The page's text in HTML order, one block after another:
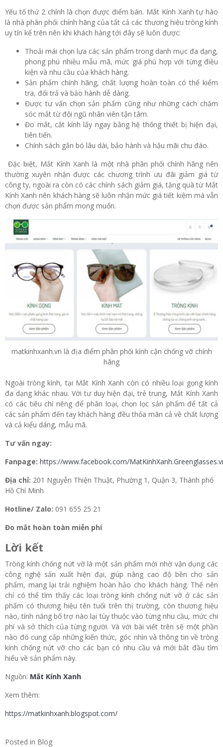
Yếu tố thứ 2 chính là chọn được điểm bán. Mắt Kính Xanh tự hào
là nhà phân phối chính hãng của tất cả các thương hiệu tròng kính
uy tín kể trên nên khi khách hàng tới đây sẽ luôn được:
Thoải mái chọn lựa các sản phẩm trong danh mục đa dạng,
phong phú nhiều mẫu mã, mức giá phù hợp với từng điều
kiện và nhu cầu của khách hàng.
Sản phẩm chính hãng, chất lượng hoàn toàn có thể kiểm
tra, đổi trả và bảo hành dễ dàng.
Được tư vấn chọn sản phẩm cũng như những cách chăm
sóc mắt từ đội ngũ nhân viên tận tâm.
Đo mắt, cắt kính lấy ngay bằng hệ thống thiết bị hiện đại,
tiên tiến.
Chính sách gắn bó lâu dài, bảo hành và hậu mãi chu đáo.
Đặc biệt, Mắt Kính Xanh là một nhà phân phối chính hãng nên
thường xuyên nhận được các chương trình ưu đãi giảm giá từ
công ty, ngoài ra còn có các chính sách giảm giá, tặng quà từ Mắt
Kính Xanh nên khách hàng sẽ luôn nhận mức giá tiết kiệm mà vẫn
chọn được sản phẩm mong muốn.
matkinhxanh.vn là địa điểm phân phối kính cận chống vỡ chính
hãng
Ngoài tròng kính, tại Mắt Kính Xanh còn có nhiều loại gọng kính
đa dạng khác nhau. Với tư duy hiện đại, trẻ trung, Mắt Kính Xanh
có các tiêu chí riêng để phân loại, chọn lọc sản phẩm để tất cả
các sản phẩm đến tay khách hàng đều thỏa mãn cả về chất lượng
và cả kiểu dáng, mẫu mã.
Tư vấn ngay:
Fanpage: https://www.facebook.com/
Địa chỉ: 201 Nguyễn Thiện Thuật, Phường 1, Quận 3, Thành phố
Hồ Chí Minh
Hotline/ Zalo: 091 655 25 21
Đo mắt hoàn toàn miễn phí
Lời kết
Tròng kính chống nứt vỡ là một sản phẩm mới nhờ vận dụng các
công nghệ sản xuất hiện đại, giúp nâng cao độ bền cho sản
phẩm, mang lại trải nghiệm hoàn hảo cho khách hàng. Thế nên
chỉ có thể tìm thấy các loại tròng kính chống nứt vỡ ở các sản
phẩm có thương hiệu tên tuổi trên thị trường, còn thương hiệu
nào, tính năng bổ trợ nào lại tùy thuộc vào từng nhu cầu, mức chi
phí và sở thích của từng người. Và với bài viết trên sẽ một phần
nào đó cung cấp những kiến thức, góc nhìn và thông tin về tròng
kính chống nứt vỡ cho các bạn có nhu cầu và mới bắt đầu tìm
hiểu về sản phẩm này.
Nguồn: Mắt Kính Xanh
Xem thêm:
https://matkinhxanh.blogspot.com/
Posted in Blog